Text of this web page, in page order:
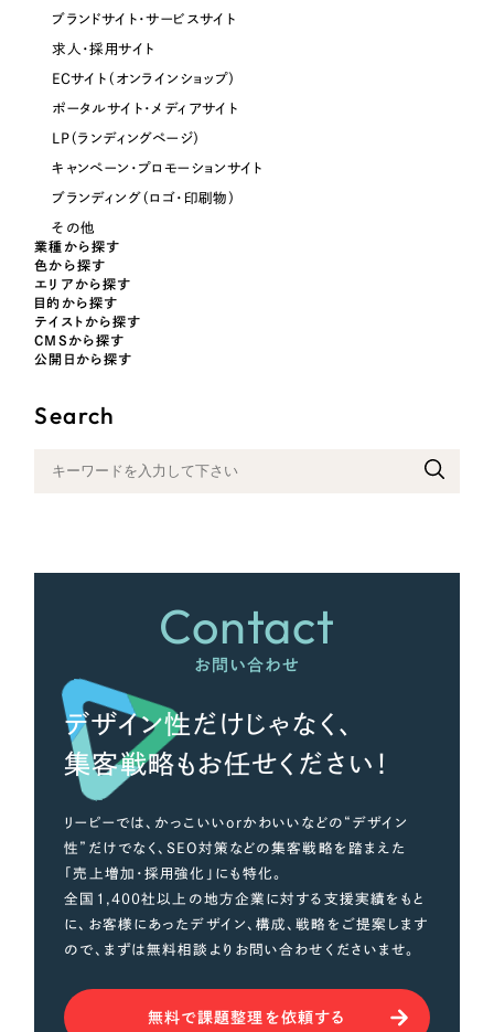
パープル・紫色
ピンク・桃色
ブランドサイト・サービスサイト
求人・採用サイト
ECサイト（オンラインショップ）
ポータルサイト・メディアサイト
LP（ランディングページ）
キャンペーン・プロモーションサイト
ブランディング（ロゴ・印刷物）
その他
業種から探す
色から探す
エリアから探す
目的から探す
テイストから探す
CMSから探す
公開日から探す
Search
Contact
お問い合わせ
デザイン性だけじゃなく、
集客戦略もお任せください！
リーピーでは、かっこいいorかわいいなどの“デザイン
性”だけでなく、SEO対策などの集客戦略を踏まえた
「売上増加・採用強化」にも特化。
全国1,400社以上の地方企業に対する支援実績をもと
に、お客様にあったデザイン、構成、戦略をご提案します
ので、まずは無料相談よりお問い合わせくださいませ。
無料で課題整理を依頼する